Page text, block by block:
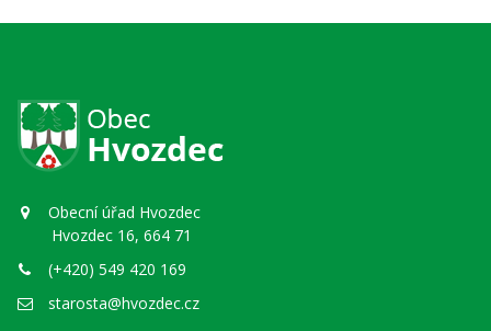
Obecní úřad Hvozdec
Hvozdec 16, 664 71
(+420) 549 420 169
starosta@hvozdec.cz